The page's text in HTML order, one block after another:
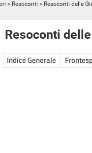
> Resoconti > Resoconti delle
Resoconti
Indice Generale